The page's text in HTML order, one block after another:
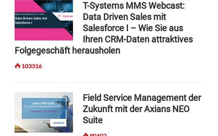
a
t
i
o
n
T-Systems MMS Webcast:
Data Driven Sales mit
Salesforce I – Wie Sie aus
Ihren CRM-Daten attraktives
Folgegeschäft herausholen
103316
Field Service Management der
Zukunft mit der Axians NEO
Suite